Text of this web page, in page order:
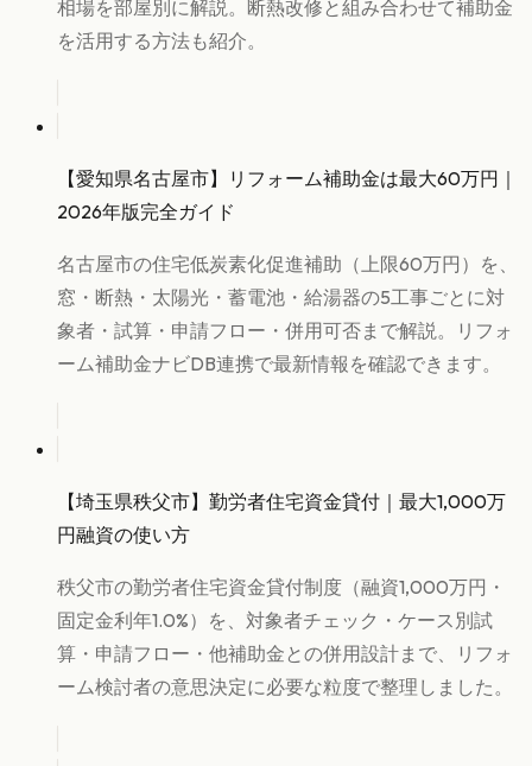
相場を部屋別に解説。断熱改修と組み合わせて補助金
を活用する方法も紹介。
【愛知県名古屋市】リフォーム補助金は最大60万円｜
2026年版完全ガイド
名古屋市の住宅低炭素化促進補助（上限60万円）を、
窓・断熱・太陽光・蓄電池・給湯器の5工事ごとに対
象者・試算・申請フロー・併用可否まで解説。リフォ
ーム補助金ナビDB連携で最新情報を確認できます。
【埼玉県秩父市】勤労者住宅資金貸付｜最大1,000万
円融資の使い方
秩父市の勤労者住宅資金貸付制度（融資1,000万円・
固定金利年1.0%）を、対象者チェック・ケース別試
算・申請フロー・他補助金との併用設計まで、リフォ
ーム検討者の意思決定に必要な粒度で整理しました。